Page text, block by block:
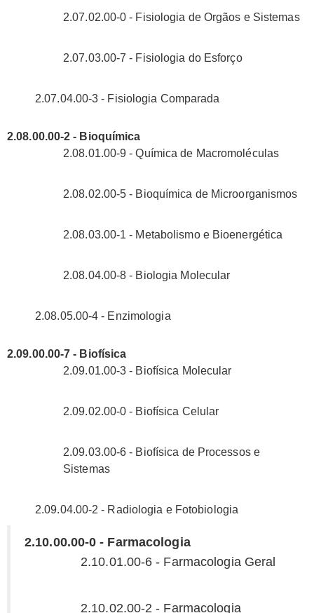
2.07.02.00-0 - Fisiologia de Orgãos e Sistemas
2.07.03.00-7 - Fisiologia do Esforço
2.07.04.00-3 - Fisiologia Comparada
2.08.00.00-2 - Bioquímica
2.08.01.00-9 - Química de Macromoléculas
2.08.02.00-5 - Bioquímica de Microorganismos
2.08.03.00-1 - Metabolismo e Bioenergética
2.08.04.00-8 - Biologia Molecular
2.08.05.00-4 - Enzimologia
2.09.00.00-7 - Biofísica
2.09.01.00-3 - Biofísica Molecular
2.09.02.00-0 - Biofísica Celular
2.09.03.00-6 - Biofísica de Processos e
Sistemas
2.09.04.00-2 - Radiologia e Fotobiologia
2.10.00.00-0 - Farmacologia
2.10.01.00-6 - Farmacologia Geral
2.10.02.00-2 - Farmacologia